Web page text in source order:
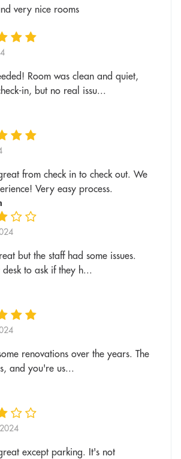
very nice rooms
Room was clean and quiet,
in, but no real issu...
from check in to check out. We
Very easy process.
but the staff had some issues.
to ask if they h...
renovations over the years. The
and you're us...
except parking. It's not